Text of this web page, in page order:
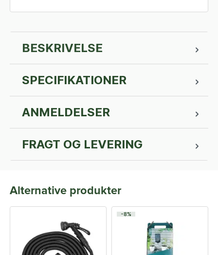
BESKRIVELSE
SPECIFIKATIONER
ANMELDELSER
FRAGT OG LEVERING
Alternative produkter
-8%